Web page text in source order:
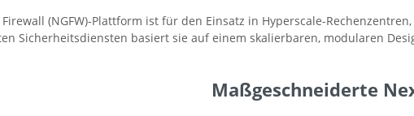
(NGFW)-Plattform ist für den Einsatz in Hyperscale-
Sicherheitsdiensten basiert sie auf einem skalierbaren, modularen
Maßgeschneiderte